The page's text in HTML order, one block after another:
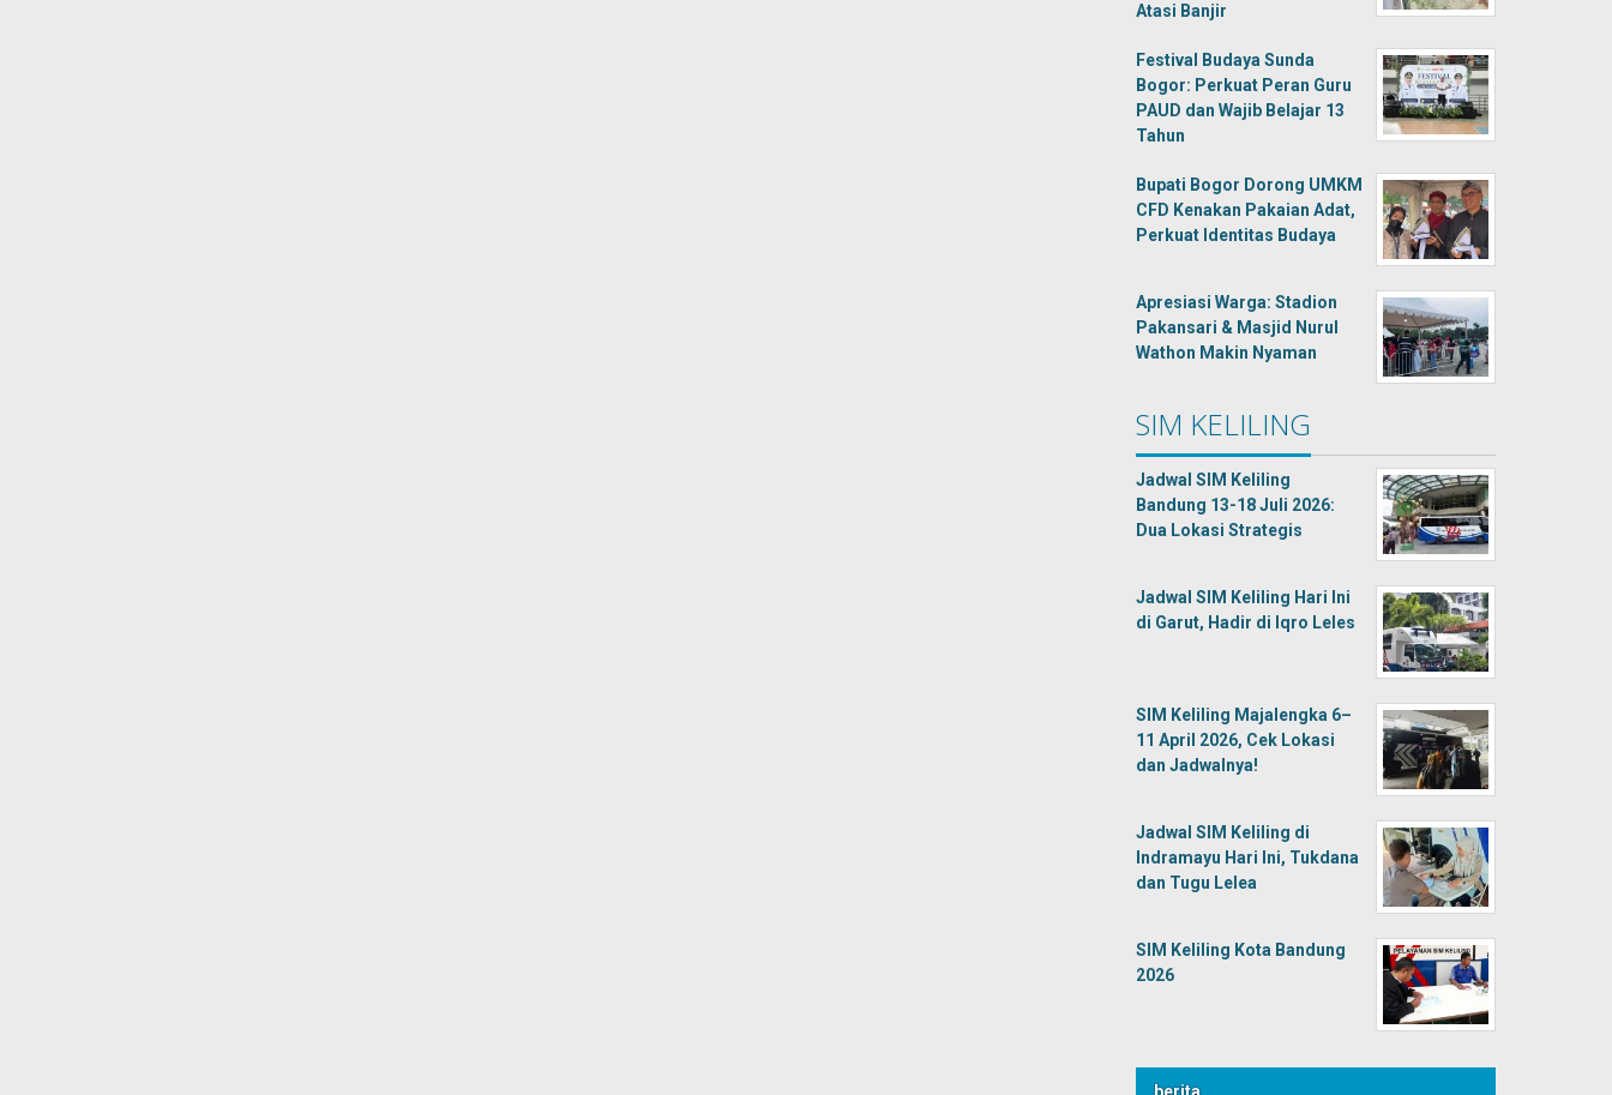
Atasi Banjir
Festival Budaya Sunda
Bogor: Perkuat Peran Guru
PAUD dan Wajib Belajar 13
Tahun
Bupati Bogor Dorong UMKM
CFD Kenakan Pakaian Adat,
Perkuat Identitas Budaya
Apresiasi Warga: Stadion
Pakansari & Masjid Nurul
Wathon Makin Nyaman
SIM KELILING
Jadwal SIM Keliling
Bandung 13-18 Juli 2026:
Dua Lokasi Strategis
Jadwal SIM Keliling Hari Ini
di Garut, Hadir di Iqro Leles
SIM Keliling Majalengka 6–
11 April 2026, Cek Lokasi
dan Jadwalnya!
Jadwal SIM Keliling di
Indramayu Hari Ini, Tukdana
dan Tugu Lelea
SIM Keliling Kota Bandung
2026